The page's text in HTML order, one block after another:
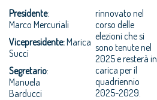
Presidente:
Marco Mercuriali
Vicepresidente:Marica
Succi
Segretario:
Manuela
Barducci
rinnovato nel
corso delle
elezioni che si
sono tenute nel
2025 e resterà in
carica per il
quadriennio
2025-2029.